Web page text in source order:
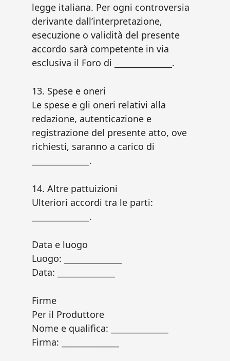
legge italiana. Per ogni controversia
derivante dall’interpretazione,
esecuzione o validità del presente
accordo sarà competente in via
esclusiva il Foro di ______________.
13. Spese e oneri
Le spese e gli oneri relativi alla
redazione, autenticazione e
registrazione del presente atto, ove
richiesti, saranno a carico di
______________.
14. Altre pattuizioni
Ulteriori accordi tra le parti:
______________.
Data e luogo
Luogo: ______________
Data: ______________
Firme
Per il Produttore
Nome e qualifica: ______________
Firma: ______________